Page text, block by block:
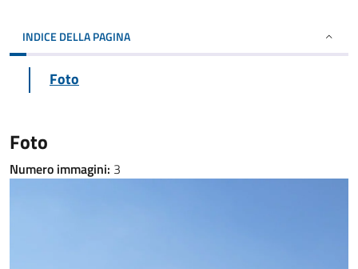
INDICE DELLA PAGINA
Foto
Foto
Numero immagini: 3